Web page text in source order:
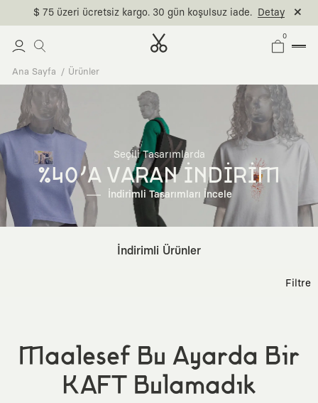
$ 75 üzeri ücretsiz kargo. 30 gün koşulsuz iade. Detay
0
Ana Sayfa Ürünler
Seçili Tasarımlarda
%40'A VARAN İNDİRİM
İndirimli Tasarımları İncele
İndirimli Ürünler
Filtre
Maalesef Bu Ayarda Bir
KAFT Bulamadık